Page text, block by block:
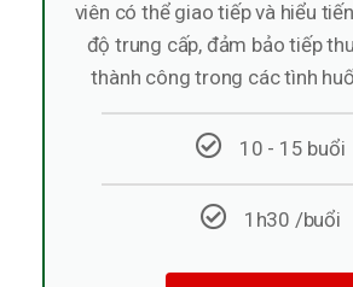
viên có thể giao tiếp và hiểu
độ trung cấp, đảm bảo tiếp
thành công trong các tình
10 - 15 buổi
1h30 /buổi